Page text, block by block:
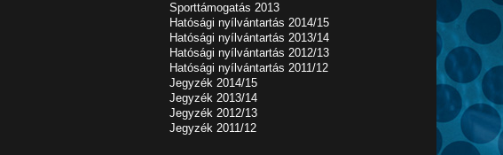
Sporttámogatás 2013
Hatósági nyílvántartás 2014/15
Hatósági nyílvántartás 2013/14
Hatósági nyílvántartás 2012/13
Hatósági nyílvántartás 2011/12
Jegyzék 2014/15
Jegyzék 2013/14
Jegyzék 2012/13
Jegyzék 2011/12